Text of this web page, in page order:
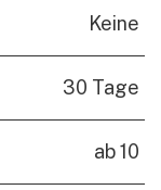
Keine
30 Tage
ab 10